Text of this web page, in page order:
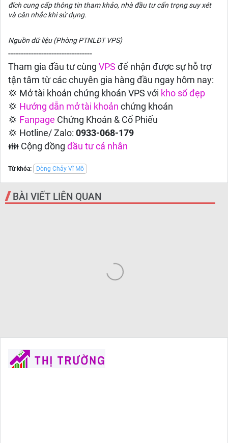
đích cung cấp thông tin tham khảo, nhà đầu tư cẩn trọng suy xét
và cân nhắc khi sử dụng.
Nguồn dữ liệu (Phòng PTNLĐT VPS)
---------------------------------
Tham gia đầu tư cùng VPS để nhận được sự hỗ trợ
tận tâm từ các chuyên gia hàng đầu ngay hôm nay:
💢 Mở tài khoản chứng khoán VPS với kho số đẹp
💢 Hướng dẫn mở tài khoản chứng khoán
💢 Fanpage Chứng Khoán & Cổ Phiếu
💢 Hotline/ Zalo: 0933-068-179
👪 Cộng đồng đầu tư cá nhân
Từ khóa: Dòng Chảy Vĩ Mô
BÀI VIẾT LIÊN QUAN